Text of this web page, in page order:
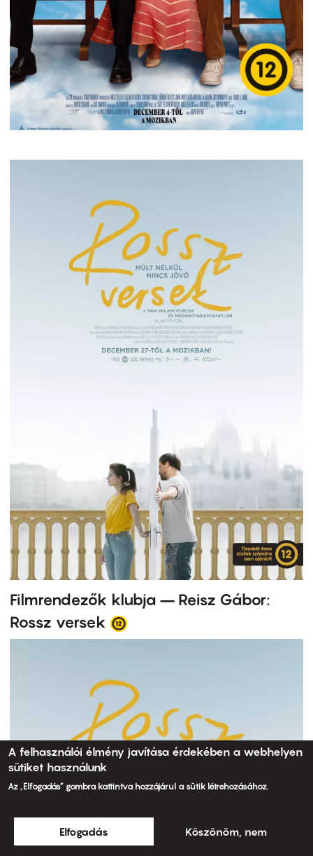
Filmrendezők klubja – Reisz Gábor:
Rossz versek
A felhasználói élmény javítása érdekében a webhelyen
sütiket használunk
Az „Elfogadás” gombra kattintva hozzájárul a sütik létrehozásához.
Elfogadás Köszönöm, nem